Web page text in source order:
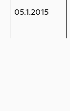
05.1.2015